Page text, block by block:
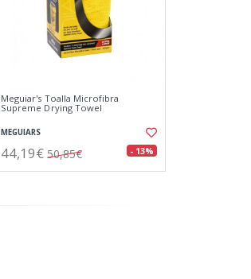
Meguiar's Toalla Microfibra
Supreme Drying Towel
MEGUIARS
44,19€ 50,85€ - 13%